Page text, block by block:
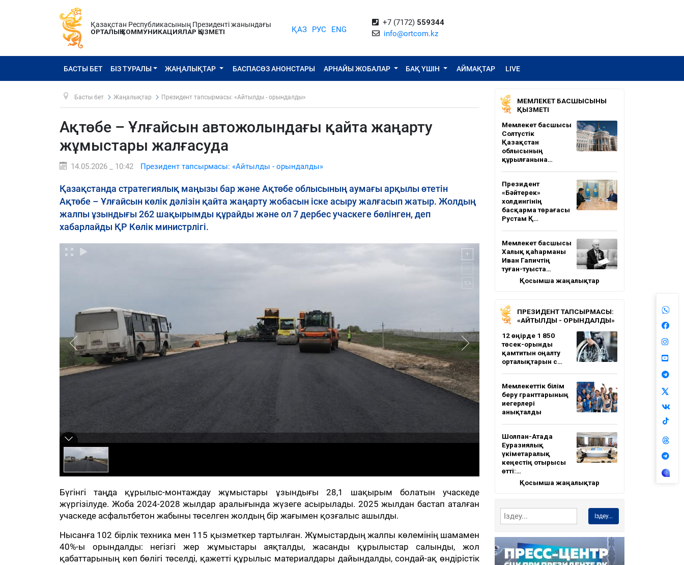
Қазақстан Республикасының Президенті жанындағы
ОРТАЛЫҚ КОММУНИКАЦИЯЛАР ҚЫЗМЕТІ
ҚАЗ РУС ENG
+7 (7172) 559344
info@ortcom.kz
БАСТЫ БЕТ БІЗ ТУРАЛЫ ЖАҢАЛЫҚТАР БАСПАСӨЗ АНОНСТАРЫ АРНАЙЫ ЖОБАЛАР БАҚ ҮШІН АЙМАҚТАР LIVE
Басты бет Жаңалықтар Президент тапсырмасы: «Айтылды - орындалды»
Ақтөбе – Ұлғайсын автожолындағы қайта жаңарту
жұмыстары жалғасуда
14.05.2026 _ 10:42 Президент тапсырмасы: «Айтылды - орындалды»
Қазақстанда стратегиялық маңызы бар және Ақтөбе облысының аумағы арқылы өтетін
Ақтөбе – Ұлғайсын көлік дәлізін қайта жаңарту жобасын іске асыру жалғасып жатыр. Жолдың
жалпы ұзындығы 262 шақырымды құрайды және ол 7 дербес учаскеге бөлінген, деп
хабарлайды ҚР Көлік министрлігі.
Бүгінгі таңда құрылыс-монтаждау жұмыстары ұзындығы 28,1 шақырым болатын учаскеде
жүргізілуде. Жоба 2024-2028 жылдар аралығында жүзеге асырылады. 2025 жылдан бастап аталған
учаскеде асфальтбетон жабыны төселген жолдың бір жағымен қозғалыс ашылды.
Нысанға 102 бірлік техника мен 115 қызметкер тартылған. Жұмыстардың жалпы көлемінің шамамен
40%-ы орындалды: негізгі жер жұмыстары аяқталды, жасанды құрылыстар салынды, жол
қабаттарының көп бөлігі төселді, қажетті құрылыс материалдары дайындалды, сондай-ақ өндірістік
МЕМЛЕКЕТ БАСШЫСЫНЫҢ
ҚЫЗМЕТІ
Мемлекет басшысы
Солтүстік
Қазақстан
облысының
құрылғанына…
Президент
«Бәйтерек»
холдингінің
басқарма төрағасы
Рустам Қ…
Мемлекет басшысы
Халық қаһарманы
Иван Гапичтің
туған-туыста…
Қосымша жаңалықтар
ПРЕЗИДЕНТ ТАПСЫРМАСЫ:
«АЙТЫЛДЫ - ОРЫНДАЛДЫ»
12 өңірде 1 850
төсек-орынды
қамтитын оңалту
орталықтарын с…
Мемлекеттік білім
беру гранттарының
иегерлері
анықталды
Шолпан-Атада
Еуразиялық
үкіметаралық
кеңестің отырысы
өтті:…
Қосымша жаңалықтар
Іздеу...